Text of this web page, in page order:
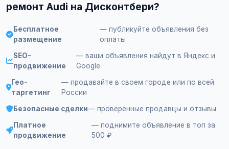
ремонт Audi на Дисконтбери?
Бесплатное
размещение
— публикуйте объявления без
оплаты
SEO-
продвижение
— ваши объявления найдут в Яндекс и
Google
Гео-
таргетинг
— продавайте в своем городе или по всей
России
Безопасные сделки— проверенные продавцы и отзывы
Платное
продвижение
— поднимите объявление в топ за
500 ₽